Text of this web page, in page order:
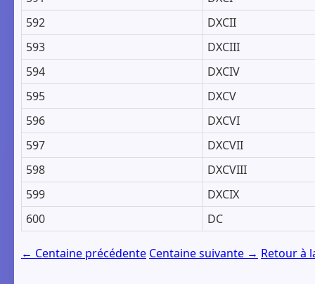
592
DXCII
593
DXCIII
594
DXCIV
595
DXCV
596
DXCVI
597
DXCVII
598
DXCVIII
599
DXCIX
600
DC
← Centaine précédente Centaine suivante → Retour à